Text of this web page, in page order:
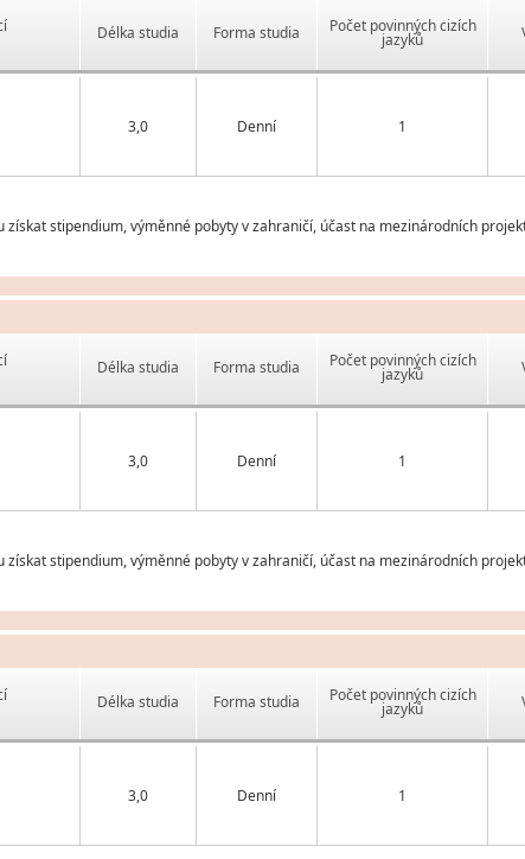
Délka studia Forma studia Počet povinných cizích
jazyků
3,0 Denní 1
získat stipendium, výměnné pobyty v zahraničí, účast na mezinárodních
Délka studia Forma studia Počet povinných cizích
jazyků
3,0 Denní 1
získat stipendium, výměnné pobyty v zahraničí, účast na mezinárodních
Délka studia Forma studia Počet povinných cizích
jazyků
3,0 Denní 1